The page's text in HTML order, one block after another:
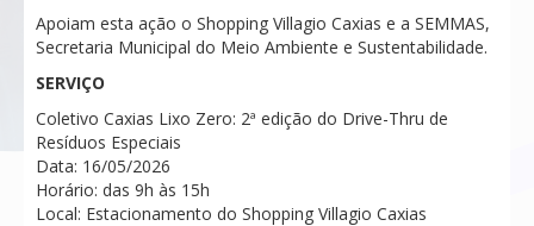
Apoiam esta ação o Shopping Villagio Caxias e a SEMMAS,
Secretaria Municipal do Meio Ambiente e Sustentabilidade.
SERVIÇO
Coletivo Caxias Lixo Zero: 2ª edição do Drive-Thru de
Resíduos Especiais
Data: 16/05/2026
Horário: das 9h às 15h
Local: Estacionamento do Shopping Villagio Caxias